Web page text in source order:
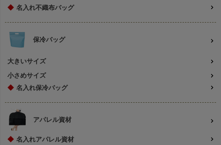
◆ 名入れ不織布バッグ
保冷バッグ
大きいサイズ
小さめサイズ
◆ 名入れ保冷バッグ
アパレル資材
◆ 名入れアパレル資材